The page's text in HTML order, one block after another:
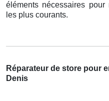
éléments nécessaires pour
les plus courants.
Réparateur de store pour
Denis